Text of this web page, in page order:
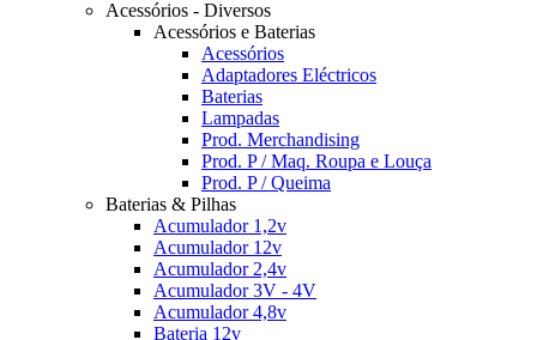
Acessórios - Diversos
Acessórios e Baterias
Acessórios
Adaptadores Eléctricos
Baterias
Lampadas
Prod. Merchandising
Prod. P / Maq. Roupa e Louça
Prod. P / Queima
Baterias & Pilhas
Acumulador 1,2v
Acumulador 12v
Acumulador 2,4v
Acumulador 3V - 4V
Acumulador 4,8v
Bateria 12v